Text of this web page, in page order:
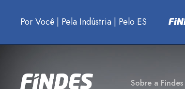
Por Você | Pela Indústria | Pelo ES
Sobre a Findes